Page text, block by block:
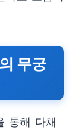
무궁
통해 다채